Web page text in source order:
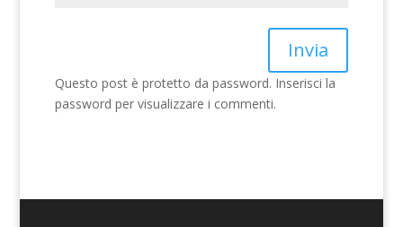
Invia
Questo post è protetto da password. Inserisci la
password per visualizzare i commenti.